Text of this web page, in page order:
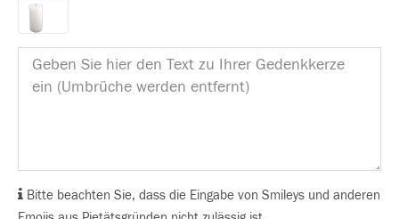
Bitte beachten Sie, dass die Eingabe von Smileys und anderen